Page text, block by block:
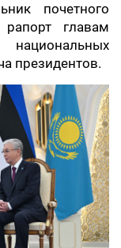
почетного
рапорт главам
национальных
президентов.